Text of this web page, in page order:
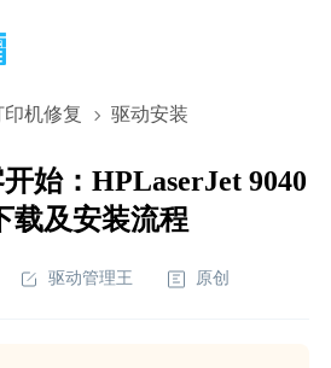
印机修复 驱动安装
始：HPLaserJet 9040
载及安装流程
驱动管理王 原创